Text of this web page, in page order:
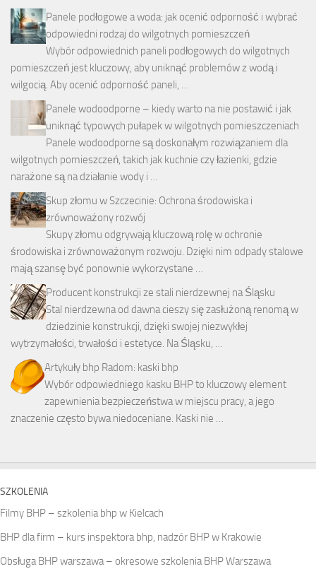
Panele podłogowe a woda: jak ocenić odporność i wybrać
odpowiedni rodzaj do wilgotnych pomieszczeń
Wybór odpowiednich paneli podłogowych do wilgotnych
pomieszczeń jest kluczowy, aby uniknąć problemów z wodą i
wilgocią. Aby ocenić odporność paneli, …
Panele wodoodporne – kiedy warto na nie postawić i jak
uniknąć typowych pułapek w wilgotnych pomieszczeniach
Panele wodoodporne są doskonałym rozwiązaniem dla
wilgotnych pomieszczeń, takich jak kuchnie czy łazienki, gdzie
narażone są na działanie wody i …
Skup złomu w Szczecinie: Ochrona środowiska i
zrównoważony rozwój
Skupy złomu odgrywają kluczową rolę w ochronie
środowiska i zrównoważonym rozwoju. Dzięki nim odpady stalowe
mają szansę być ponownie wykorzystane …
Producent konstrukcji ze stali nierdzewnej na Śląsku
Stal nierdzewna od dawna cieszy się zasłużoną renomą w
dziedzinie konstrukcji, dzięki swojej niezwykłej
wytrzymałości, trwałości i estetyce. Na Śląsku, …
Artykuły bhp Radom: kaski bhp
Wybór odpowiedniego kasku BHP to kluczowy element
zapewnienia bezpieczeństwa w miejscu pracy, a jego
znaczenie często bywa niedoceniane. Kaski nie …
SZKOLENIA
Filmy BHP – szkolenia bhp w Kielcach
BHP dla firm – kurs inspektora bhp, nadzór BHP w Krakowie
Obsługa BHP warszawa – okresowe szkolenia BHP Warszawa